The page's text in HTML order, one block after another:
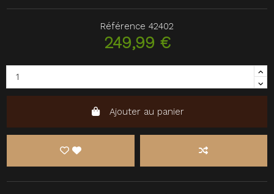
Référence 42402
249,99 €
Ajouter au panier